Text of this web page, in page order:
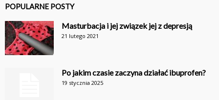
POPULARNE POSTY
Masturbacja i jej związek jej z depresją
21 lutego 2021
Po jakim czasie zaczyna działać ibuprofen?
19 stycznia 2025